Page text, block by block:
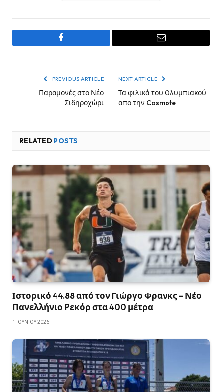
Facebook Email
PREVIOUS ARTICLE
Παραμονές στο Νέο
Σιδηροχώρι
NEXT ARTICLE
Τα φιλικά του Ολυμπιακού
απο την Cosmote
RELATED POSTS
Ιστορικό 44.88 από τον Γιώργο Φρανκς – Νέο
Πανελλήνιο Ρεκόρ στα 400 μέτρα
1 ΙΟΥΝΊΟΥ 2026